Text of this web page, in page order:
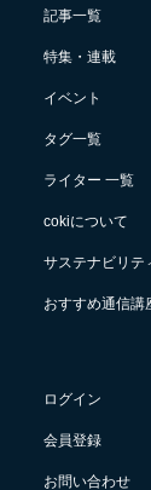
記事一覧
特集・連載
イベント
タグ一覧
ライター 一覧
cokiについて
サステナビリテ
おすすめ通信
ログイン
会員登録
お問い合わせ